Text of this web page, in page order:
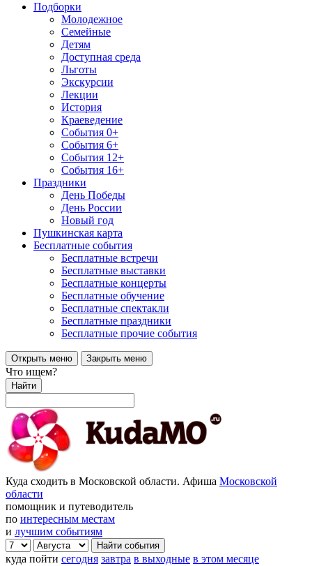
Подборки
Молодежное
Семейные
Детям
Доступная среда
Льготы
Экскурсии
Лекции
История
Краеведение
События 0+
События 6+
События 12+
События 16+
Праздники
День Победы
День России
Новый год
Пушкинская карта
Бесплатные события
Бесплатные встречи
Бесплатные выставки
Бесплатные концерты
Бесплатные обучение
Бесплатные спектакли
Бесплатные праздники
Бесплатные прочие события
Открыть меню Закрыть меню
Что ищем?
Найти
Куда сходить в Московской области. Афиша Московской
области
помощник и путеводитель
по интересным местам
и лучшим событиям
куда пойти сегодня завтра в выходные в этом месяце